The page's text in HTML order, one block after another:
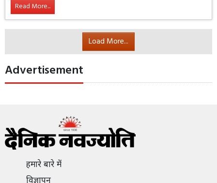
Read More...
Load More...
Advertisement
हमारे बारे में
विज्ञापन